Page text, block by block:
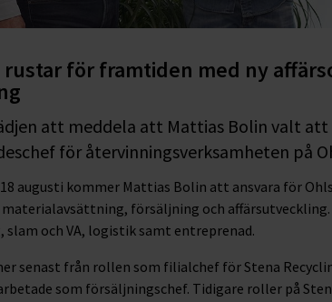
rustar för framtiden med ny
att meddela att Mattias Bolin valt
för återvinningsverksamheten på
augusti kommer Mattias Bolin att ansvara för
försäljning och
slam och VA, logistik samt entreprenad.
senast från rollen som filialchef för Stena
som försäljningschef. Tidigare roller på